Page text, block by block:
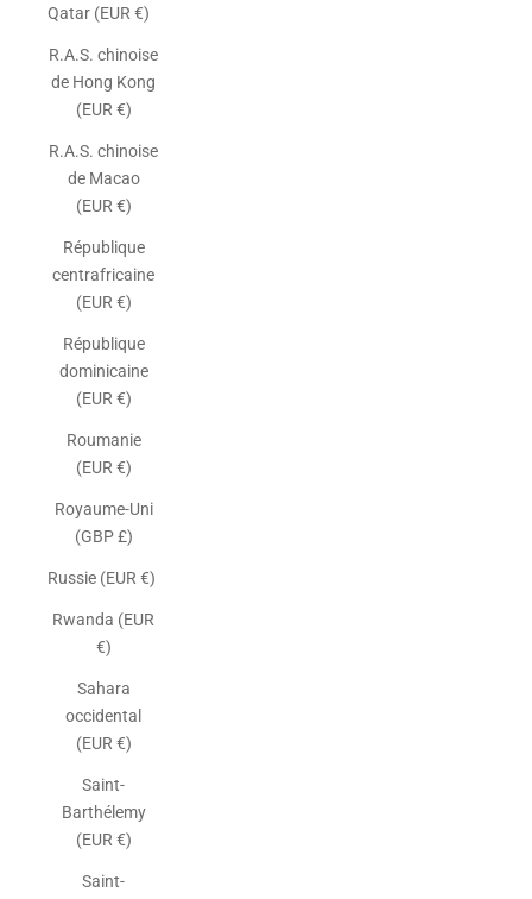
Qatar (EUR €)
R.A.S. chinoise
de Hong Kong
(EUR €)
R.A.S. chinoise
de Macao
(EUR €)
République
centrafricaine
(EUR €)
République
dominicaine
(EUR €)
Roumanie
(EUR €)
Royaume-Uni
(GBP £)
Russie (EUR €)
Rwanda (EUR
€)
Sahara
occidental
(EUR €)
Saint-
Barthélemy
(EUR €)
Saint-